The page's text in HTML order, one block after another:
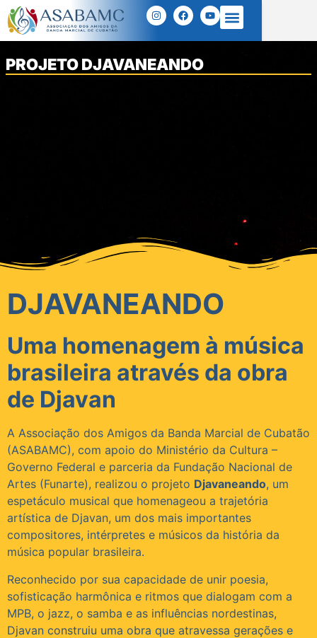
PROJETO DJAVANEANDO
DJAVANEANDO
Uma homenagem à música
brasileira através da obra
de Djavan
A Associação dos Amigos da Banda Marcial de Cubatão
(ASABAMC), com apoio do Ministério da Cultura –
Governo Federal e parceria da Fundação Nacional de
Artes (Funarte), realizou o projeto Djavaneando, um
espetáculo musical que homenageou a trajetória
artística de Djavan, um dos mais importantes
compositores, intérpretes e músicos da história da
música popular brasileira.
Reconhecido por sua capacidade de unir poesia,
sofisticação harmônica e ritmos que dialogam com a
MPB, o jazz, o samba e as influências nordestinas,
Djavan construiu uma obra que atravessa gerações e